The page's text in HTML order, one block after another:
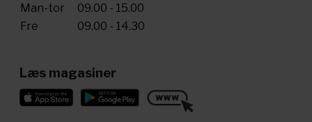
Man-tor
09.00 - 15.00
Fre
09.00 - 14.30
Læs magasiner